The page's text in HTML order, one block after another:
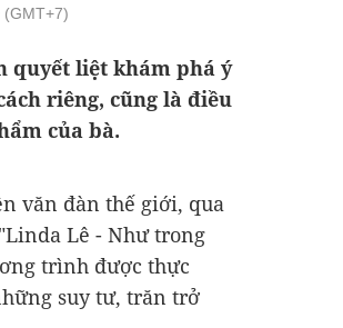
quyết liệt khám phá ý
riêng, cũng là điều
của bà.
văn đàn thế giới, qua
Lê - Như trong
trình được thực
suy tư, trăn trở